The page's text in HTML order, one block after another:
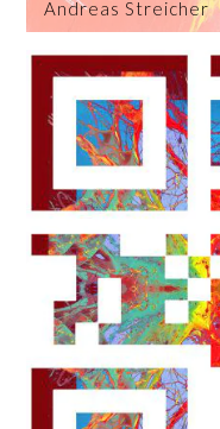
Andreas Streicher